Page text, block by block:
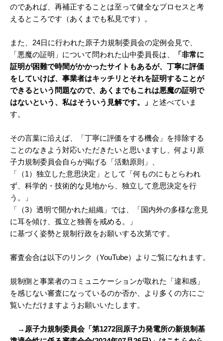
のであれば、再補正することは至って健全なプロセスと考
えるところです（あくまでも私見です）。
また、24日に行われた原子力規制委員会の定例会見で、
「悪魔の証明」について問われた山中委員長は、
「非常に
証明が困難で時間がかかったサイトもあるが、丁寧に評価
をしていけば、事業者はキッチリとそれを証明することが
できるという問題なので、あくまでもこれは悪魔の証明で
はないという、私はそういう見解です。」 と述べていま
す。
その言葉に沿えば、「丁寧に評価をする機会」を排除する
ことのなきよう対応いただきたいと思いますし、何より原
子力規制委員会自らが掲げる「活動原則」、
「（1）独立した意思決定」として「何ものにもとらわれ
ず、科学的・技術的な見地から、独立して意思決定を行
う。」
「（3）透明で開かれた組織」では、「国内外の多様な意見
に耳を傾け、孤立と独善を戒める。」
に基づく姿勢と規制行政をお願いする次第です。
審査会合は以下のリンク（YouTube）よりご覧になれます。
規制側と事業者のコミュニケーションが取れた「違和感」
を感じない審査になっているのか否か、より多くの方にご
覧いただけますようお願いいたします。
→原子力規制委員会「第1272回原子力発電所の新規制基